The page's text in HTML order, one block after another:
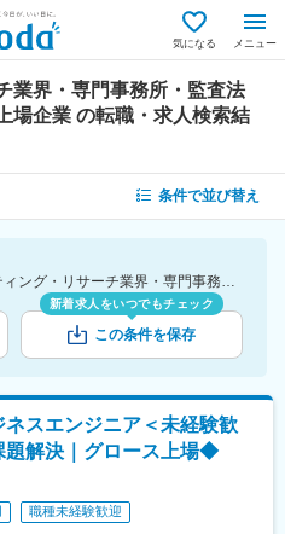
気になる メニュー
業界・専門事務所・監査法
場企業 の転職・求人検索結
条件で並び替え
[勤務地]秋田県 [業種]コンサルティング・リサーチ業界・専門事務所・監査法人・税理士法人 [詳細条件](会社・職場の環境)上場企業
新着求人をいつでもチェック
この条件を保存
ネスエンジニア＜未経験歓
解決｜グロース上場◆
職種未経験歓迎